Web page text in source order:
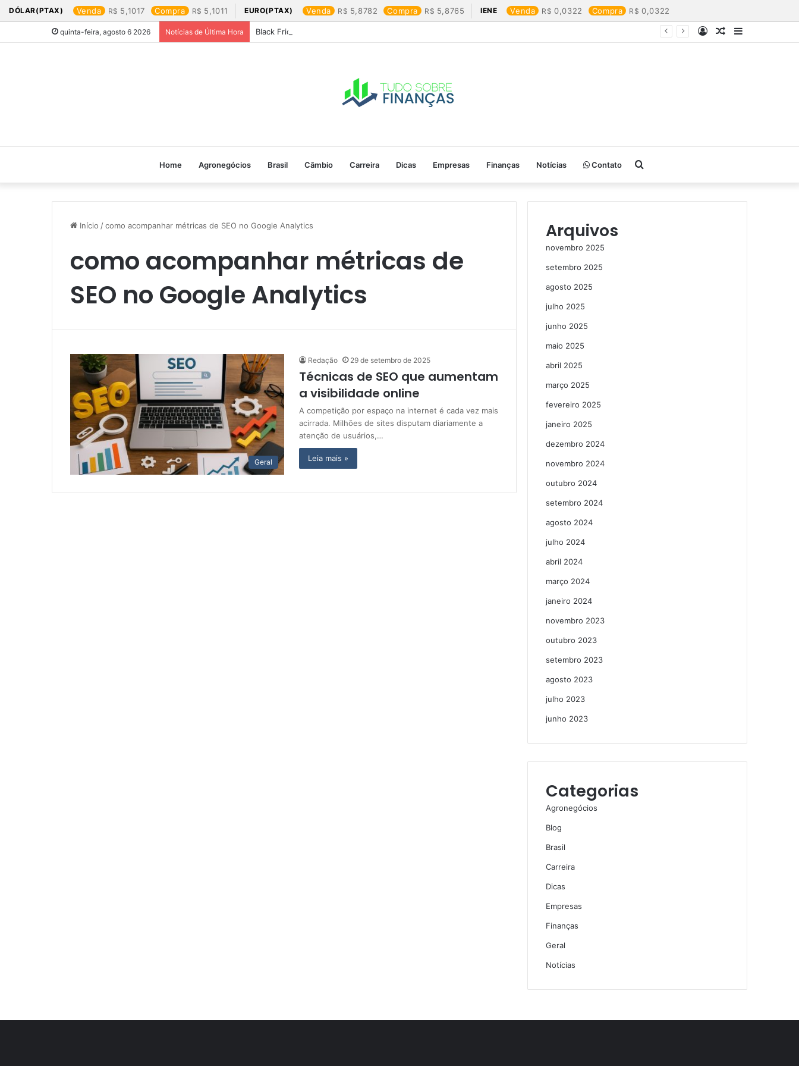
DÓLAR(PTAX) Venda 5,1017 Compra 5,1011 EURO(PTAX) Venda 5,8782 Compra 5,8765 IENE Venda 0,0322 Compra 0,0322
quinta-feira, agosto 6 2026 Notícias de Última Hora Black Friday: os produtos que mais valem a pena
Barra
Artigo
Entrar
Home Agronegócios Brasil Câmbio Carreira Dicas Empresas Finanças Notícias Contato Procurar
por
Início /como acompanhar métricas de SEO no Google Analytics
como acompanhar métricas de
SEO no Google Analytics
Geral
Redação 29 de setembro de 2025
Técnicas de SEO que aumentam
a visibilidade online
A competição por espaço na internet é cada vez mais
acirrada. Milhões de sites disputam diariamente a
atenção de usuários,…
Leia mais »
Arquivos
novembro 2025
setembro 2025
agosto 2025
julho 2025
junho 2025
maio 2025
abril 2025
março 2025
fevereiro 2025
janeiro 2025
dezembro 2024
novembro 2024
outubro 2024
setembro 2024
agosto 2024
julho 2024
abril 2024
março 2024
janeiro 2024
novembro 2023
outubro 2023
setembro 2023
agosto 2023
julho 2023
junho 2023
Categorias
Agronegócios
Blog
Brasil
Carreira
Dicas
Empresas
Finanças
Geral
Notícias